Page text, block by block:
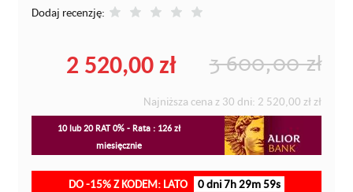
Dodaj recenzję:
3 600,00 zł
2 520,00 zł
Najniższa cena z 30 dni: 2 520,00 zł zł
10 lub 20 RAT 0% - Rata : 126 zł
miesięcznie
DO -15% Z KODEM: LATO 0 dni 7h 29m 59s